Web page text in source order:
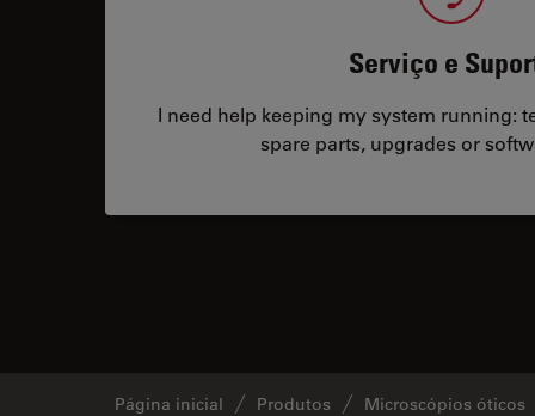
Serviço e
I need help keeping my system running:
spare parts, upgrades or
Página inicial Produtos Microscópios óticos